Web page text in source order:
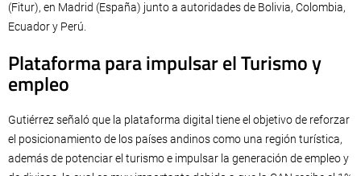
(Fitur), en Madrid (España) junto a autoridades de Bolivia, Colombia,
Ecuador y Perú.
Plataforma para impulsar el Turismo y
empleo
Gutiérrez señaló que la plataforma digital tiene el objetivo de reforzar
el posicionamiento de los países andinos como una región turística,
además de potenciar el turismo e impulsar la generación de empleo y